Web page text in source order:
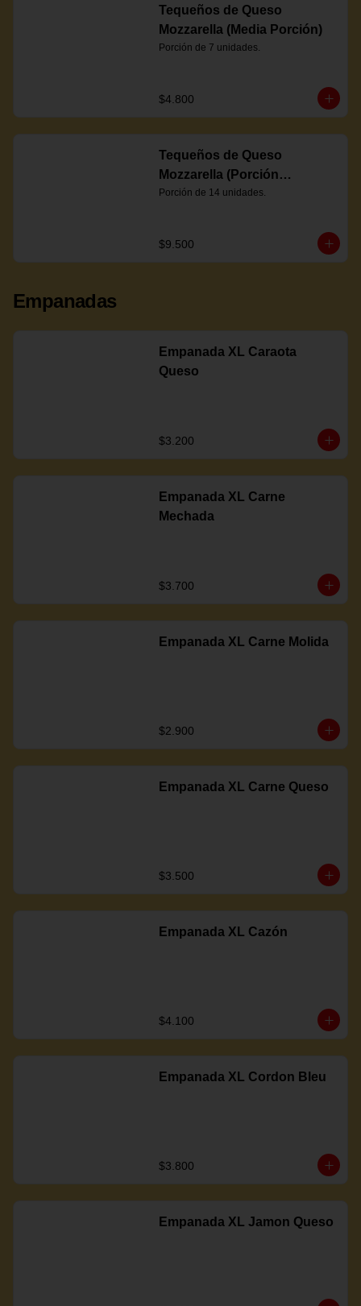
Tequeños de Queso
Mozzarella (Media Porción)
Porción de 7 unidades.
$4.800
Tequeños de Queso
Mozzarella (Porción
Completa)
Porción de 14 unidades.
$9.500
Empanadas
Empanada XL Caraota
Queso
$3.200
Empanada XL Carne
Mechada
$3.700
Empanada XL Carne Molida
$2.900
Empanada XL Carne Queso
$3.500
Empanada XL Cazón
$4.100
Empanada XL Cordon Bleu
$3.800
Empanada XL Jamon Queso